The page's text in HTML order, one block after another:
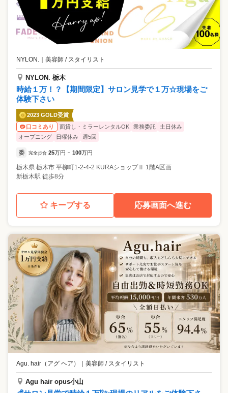
NYLON. 美容師 / スタイリスト
NYLON. 栃木
時給１万！？【期間限定】サロン見学で１万☆現場をご
体験下さい
2023 GOLD受賞
口コミあり
面貸し・ミラーレンタルOK 業務委託
土日休み
オープニング
日曜休み 週5回
委 完全歩合 25万円 ~ 100万円
栃木県 栃木市 平柳町1-2-4-2 KURAショップⅡ 1階A区画
新栃木駅 徒歩8分
キープする 応募画面へ進む
Agu. hair（アグ ヘア） 美容師 / スタイリスト
Agu hair opus小山